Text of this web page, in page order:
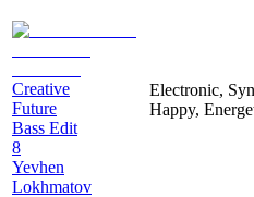
Creative
Future
Bass Edit
8
Yevhen
Lokhmatov
Electronic,
Happy,